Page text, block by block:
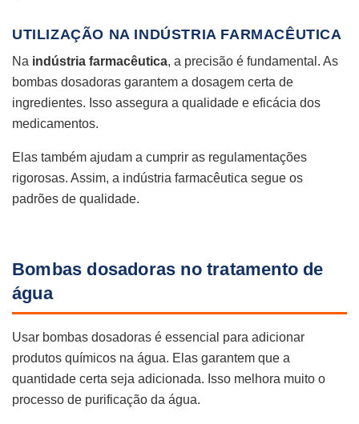
UTILIZAÇÃO NA INDÚSTRIA FARMACÊUTICA
Na indústria farmacêutica, a precisão é fundamental. As
bombas dosadoras garantem a dosagem certa de
ingredientes. Isso assegura a qualidade e eficácia dos
medicamentos.
Elas também ajudam a cumprir as regulamentações
rigorosas. Assim, a indústria farmacêutica segue os
padrões de qualidade.
Bombas dosadoras no tratamento de
água
Usar bombas dosadoras é essencial para adicionar
produtos químicos na água. Elas garantem que a
quantidade certa seja adicionada. Isso melhora muito o
processo de purificação da água.